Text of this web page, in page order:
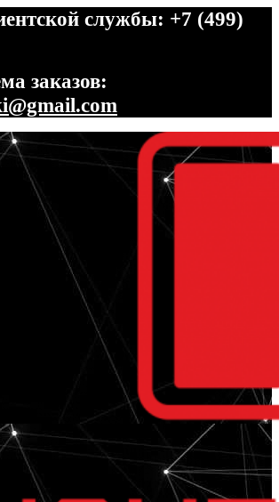
службы: +7 (499)
заказов: